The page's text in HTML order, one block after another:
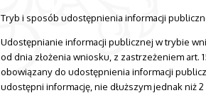
Tryb i sposób udostępnienia informacji
Udostępnianie informacji publicznej w trybie
od dnia złożenia wniosku, z zastrzeżeniem art.
obowiązany do udostępnienia informacji
udostępni informację, nie dłuższym jednak niż